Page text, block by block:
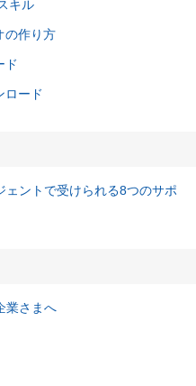
キル
の作り方
ド
ロード
ェントで受けられる8つのサポ
業さまへ